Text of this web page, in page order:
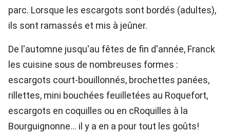
parc. Lorsque les escargots sont bordés (adultes),
ils sont ramassés et mis à jeûner.
De l'automne jusqu'au fêtes de fin d'année, Franck
les cuisine sous de nombreuses formes :
escargots court-bouillonnés, brochettes panées,
rillettes, mini bouchées feuilletées au Roquefort,
escargots en coquilles ou en cRoquilles à la
Bourguignonne... il y a en a pour tout les goûts!